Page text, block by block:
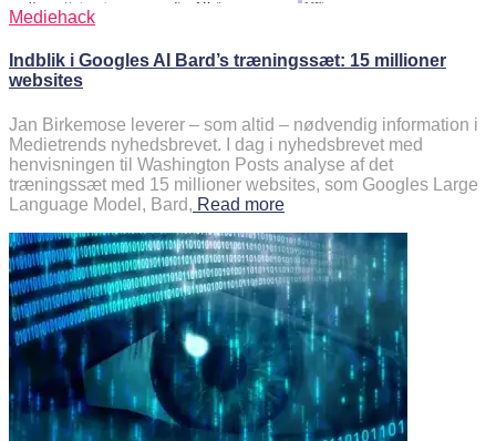
Mediehack
Indblik i Googles AI Bard’s træningssæt: 15 millioner
websites
Jan Birkemose leverer – som altid – nødvendig information i
Medietrends nyhedsbrevet. I dag i nyhedsbrevet med
henvisningen til Washington Posts analyse af det
træningssæt med 15 millioner websites, som Googles Large
Language Model, Bard, Read more